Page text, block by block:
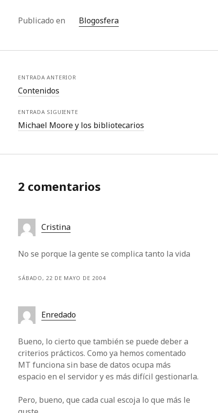
Publicado en Blogosfera
ENTRADA ANTERIOR
Contenidos
ENTRADA SIGUIENTE
Michael Moore y los bibliotecarios
2 comentarios
Cristina
No se porque la gente se complica tanto la vida
SÁBADO, 22 DE MAYO DE 2004
Enredado
Bueno, lo cierto que también se puede deber a
criterios prácticos. Como ya hemos comentado
MT funciona sin base de datos ocupa más
espacio en el servidor y es más difícil gestionarla.
Pero, bueno, que cada cual escoja lo que más le